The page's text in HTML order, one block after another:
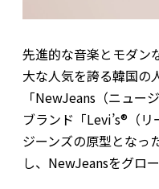
先進的な音楽とモダン
大な人気を誇る韓国の
「NewJeans（ニュー
ブランド「Levi’s®（
ジーンズの原型となっ
し、NewJeansをグロ